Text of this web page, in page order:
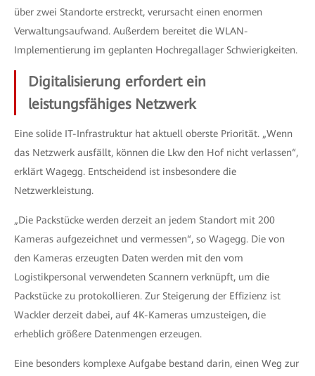
über zwei Standorte erstreckt, verursacht einen enormen
Verwaltungsaufwand. Außerdem bereitet die WLAN-
Implementierung im geplanten Hochregallager Schwierigkeiten.
Digitalisierung erfordert ein
leistungsfähiges Netzwerk
Eine solide IT-Infrastruktur hat aktuell oberste Priorität. „Wenn
das Netzwerk ausfällt, können die Lkw den Hof nicht verlassen“,
erklärt Wagegg. Entscheidend ist insbesondere die
Netzwerkleistung.
„Die Packstücke werden derzeit an jedem Standort mit 200
Kameras aufgezeichnet und vermessen“, so Wagegg. Die von
den Kameras erzeugten Daten werden mit den vom
Logistikpersonal verwendeten Scannern verknüpft, um die
Packstücke zu protokollieren. Zur Steigerung der Effizienz ist
Wackler derzeit dabei, auf 4K-Kameras umzusteigen, die
erheblich größere Datenmengen erzeugen.
Eine besonders komplexe Aufgabe bestand darin, einen Weg zur